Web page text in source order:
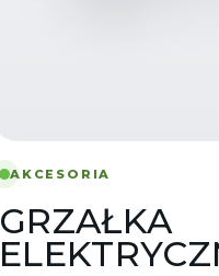
AKCESORIA
GRZAŁKA